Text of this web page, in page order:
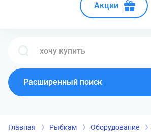
Акции
Расширенный поиск
Главная Рыбкам Оборудование